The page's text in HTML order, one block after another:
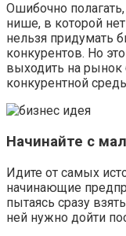
Ошибочно
нише, в которой
нельзя придумать
конкурентов. Но
выходить на рынок
конкурентной
Начинайте с
Идите от самых
начинающие
пытаясь сразу
ней нужно дойти